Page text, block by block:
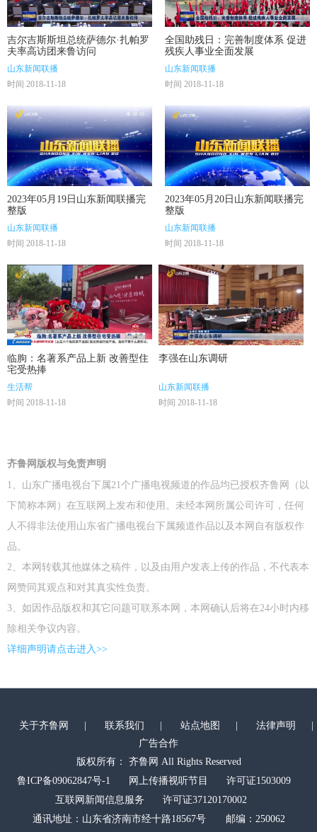
吉尔吉斯斯坦总统萨德尔·扎帕罗
夫率高访团来鲁访问
山东新闻联播
时间 2018-11-18
全国助残日：完善制度体系 促进
残疾人事业全面发展
山东新闻联播
时间 2018-11-18
2023年05月19日山东新闻联播完
整版
山东新闻联播
时间 2018-11-18
2023年05月20日山东新闻联播完
整版
山东新闻联播
时间 2018-11-18
临朐：名著系产品上新 改善型住
宅受热捧
生活帮
时间 2018-11-18
李强在山东调研
山东新闻联播
时间 2018-11-18
齐鲁网版权与免责声明
1、山东广播电视台下属21个广播电视频道的作品均已授权齐鲁网（以
下简称本网）在互联网上发布和使用。未经本网所属公司许可，任何
人不得非法使用山东省广播电视台下属频道作品以及本网自有版权作
品。
2、本网转载其他媒体之稿件，以及由用户发表上传的作品，不代表本
网赞同其观点和对其真实性负责。
3、如因作品版权和其它问题可联系本网，本网确认后将在24小时内移
除相关争议内容。
详细声明请点击进入>>
关于齐鲁网 联系我们 站点地图 法律声明
广告合作
版权所有： 齐鲁网 All Rights Reserved
鲁ICP备09062847号-1
网上传播视听节目
许可证1503009
互联网新闻信息服务
许可证37120170002
通讯地址：山东省济南市经十路18567号 邮编：250062